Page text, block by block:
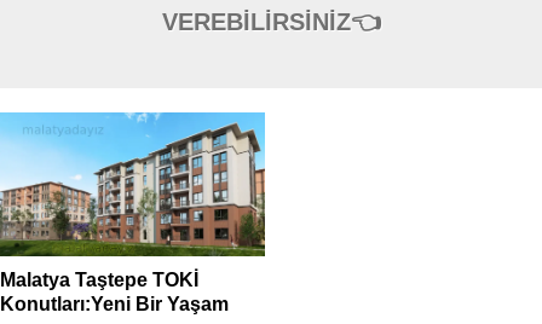
VEREBİLİRSİNİZ👈
Malatya Taştepe TOKİ
Konutları:Yeni Bir Yaşam